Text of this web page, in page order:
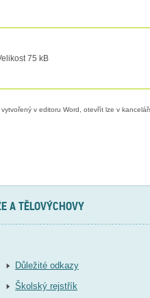
75 kB
v editoru Word, otevřít lze v
A TĚLOVÝCHOVY
Důležité odkazy
Školský rejstřík